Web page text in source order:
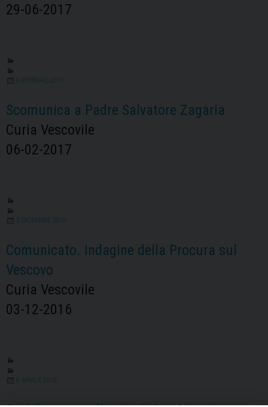
29-06-2017
6 FEBBRAIO 2017
Scomunica a Padre Salvatore Zagaria
Curia Vescovile
06-02-2017
3 DICEMBRE 2016
Comunicato. Indagine della Procura sul
Vescovo
Curia Vescovile
03-12-2016
8 APRILE 2016